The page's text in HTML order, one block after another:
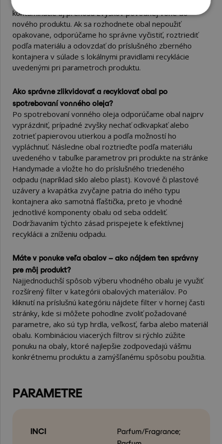
kontaminácie aj prenosu zvyškov pôvodnej vône do
nového produktu. Ak sa rozhodnete obal nepoužiť
opakovane, odporúčame ho správne vyčistiť, roztriediť
podľa materiálu a odovzdať do príslušného zberného
kontajnera v súlade s lokálnymi pravidlami recyklácie
uvedenými pri parametroch produktu.
Ako správne zlikvidovať a recyklovať obal po
spotrebovaní vonného oleja?
Po spotrebovaní vonného oleja odporúčame obal najprv
vyprázdniť, prípadné zvyšky nechať odkvapkať alebo
zotrieť papierovou utierkou a podľa možností ho
vypláchnuť. Následne obal roztrieďte podľa materiálu
uvedeného v tabuľke parametrov pri produkte na stránke
Handymade a vložte ho do príslušného triedeného
odpadu (napríklad sklo alebo plast). Kovové či plastové
uzávery a kvapátka zvyčajne patria do iného typu
kontajnera ako samotná fľaštička, preto je vhodné
jednotlivé komponenty obalu od seba oddeliť.
Dodržiavaním týchto zásad prispejete k efektívnej
recyklácii a zníženiu odpadu.
Máte v ponuke veľa obalov – ako nájdem ten správny
pre môj produkt?
Najjednoduchší spôsob výberu vhodného obalu je využiť
rozšírený filter v kategórii obalových materiálov. Po
kliknutí na príslušnú kategóriu nájdete filter v hornej časti
stránky, kde si môžete pohodlne zvoliť požadované
parametre, ako sú typ hrdla, veľkosť, farba alebo materiál
obalu. Kombináciou viacerých filtrov si rýchlo zúžite
ponuku na obaly, ktoré najlepšie zodpovedajú vášmu
konkrétnemu produktu a zamýšľanému spôsobu použitia.
PARAMETRE
INCI
Parfum/Fragrance;